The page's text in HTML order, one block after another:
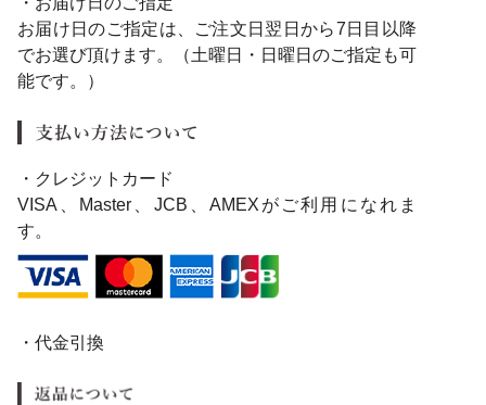
お届け日のご指定は、ご注文日翌日から7日目以降
でお選び頂けます。（土曜日・日曜日のご指定も可
能です。）
・クレジットカード
VISA、Master、JCB、AMEXがご利用になれま
す。
・代金引換